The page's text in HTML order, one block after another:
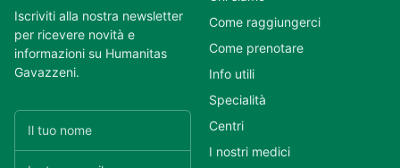
Iscriviti alla nostra newsletter
per ricevere novità e
informazioni su Humanitas
Gavazzeni.
Come raggiungerci
Come prenotare
Info utili
Specialità
Centri
I nostri medici